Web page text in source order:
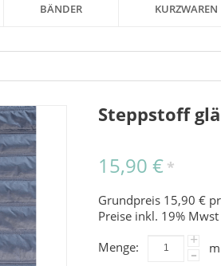
BÄNDER KURZWAREN
Steppstoff
15,90 € *
Grundpreis 15,90 €
Preise inkl. 19%
Menge:
+
- m